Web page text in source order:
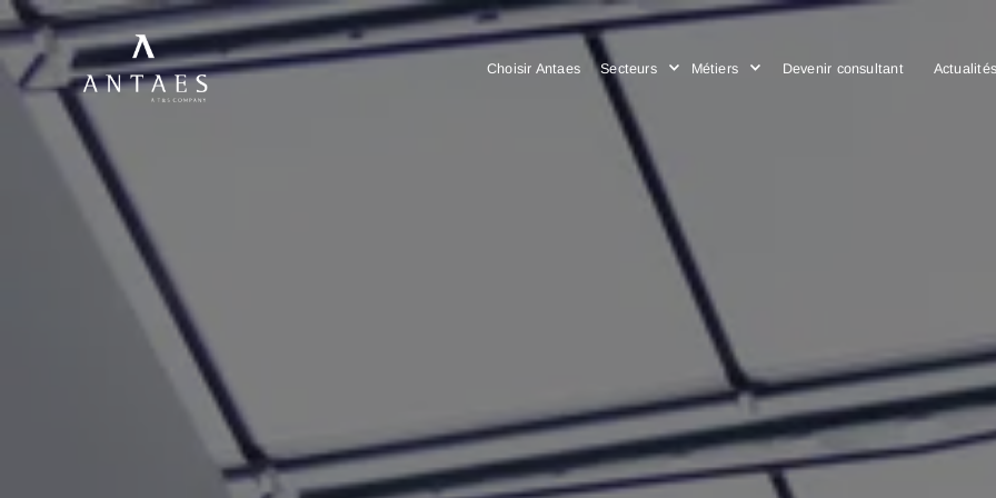
Choisir Antaes Secteurs Métiers Devenir consultant